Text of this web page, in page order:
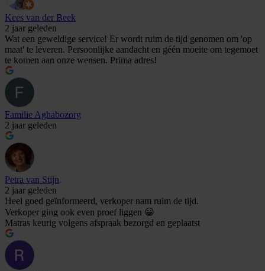
Kees van der Beek
2 jaar geleden
Wat een geweldige service! Er wordt ruim de tijd genomen om 'op
maat' te leveren. Persoonlijke aandacht en géén moeite om tegemoet
te komen aan onze wensen. Prima adres!
Familie Aghabozorg
2 jaar geleden
Petra van Stijn
2 jaar geleden
Heel goed geïnformeerd, verkoper nam ruim de tijd.
Verkoper ging ook even proef liggen 😀
Matras keurig volgens afspraak bezorgd en geplaatst